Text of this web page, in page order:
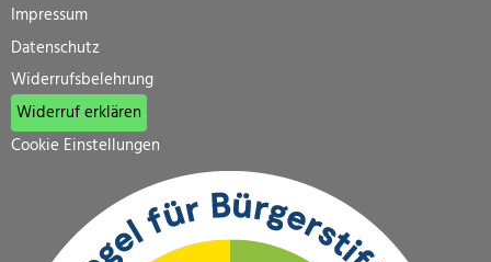
Impressum
Datenschutz
Widerrufsbelehrung
Widerruf erklären
Cookie Einstellungen